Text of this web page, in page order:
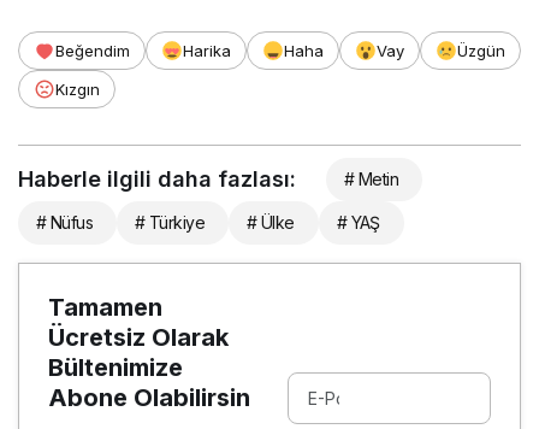
Beğendim Harika Haha Vay
Üzgün
Kızgın
Haberle ilgili daha fazlası: # Metin
# Nüfus # Türkiye # Ülke # YAŞ
Tamamen
Ücretsiz Olarak
Bültenimize
Abone Olabilirsin